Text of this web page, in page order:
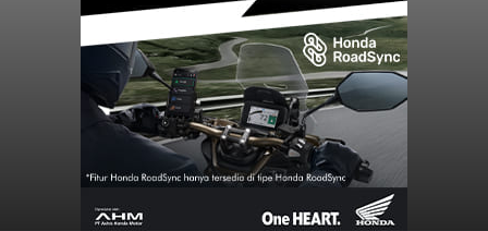
Gianyar
Submitted bycontributoronThu, 08/06/2026 - 21:06
Baca Selengkapnya
Sambut HUT RI, Rutan Bangli